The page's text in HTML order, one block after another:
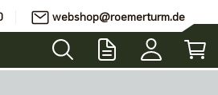
webshop@roemerturm.de